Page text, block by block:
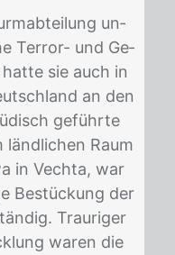
un­
Ter­ror- und Ge­
sie auch in
an den
ge­führ­te
Raum
in Ve­ch­ta, war
Be­stü­ckung der
Trau­ri­ger
wa­ren die